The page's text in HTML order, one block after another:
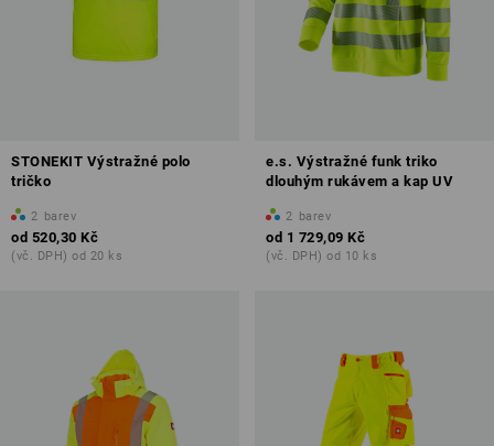
STONEKIT Výstražné polo
tričko
2 barev
od 520,30 Kč
(vč. DPH) od 20 ks
e.s. Výstražné funk triko
dlouhým rukávem a kap UV
2 barev
od 1 729,09 Kč
(vč. DPH) od 10 ks